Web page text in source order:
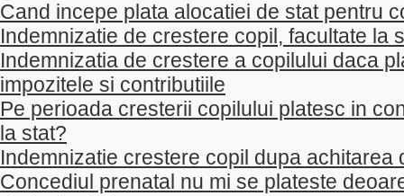
Cand incepe plata alocatiei de stat pentru
Indemnizatie de crestere copil, facultate la
Indemnizatia de crestere a copilului daca
impozitele si contributiile
Pe perioada cresterii copilului platesc in
la stat?
Indemnizatie crestere copil dupa achitarea
Concediul prenatal nu mi se plateste